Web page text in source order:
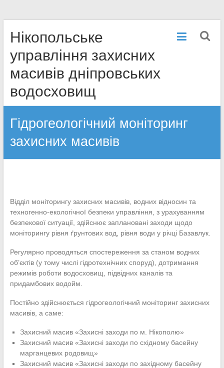
Нікопольське
управління захисних
масивів дніпровських
водосховищ
Гідрогеологічний моніторинг
захисних масивів
Відділ моніторингу захисних масивів, водних відносин та
техногенно-екологічної безпеки управління, з урахуванням
безпекової ситуації, здійснює заплановані заходи щодо
моніторингу рівня ґрунтових вод, рівня води у річці Базавлук.
Регулярно проводяться спостереження за станом водних
об’єктів (у тому числі гідротехнічних споруд), дотримання
режимів роботи водосховищ, підвідних каналів та
придамбових водойм.
Постійно здійснюється гідрогеологічний моніторинг захисних
масивів, а саме:
Захисний масив «Захисні заходи по м. Нікополю»
Захисний масив «Захисні заходи по східному басейну
марганцевих родовищ»
Захисний масив «Захисні заходи по західному басейну